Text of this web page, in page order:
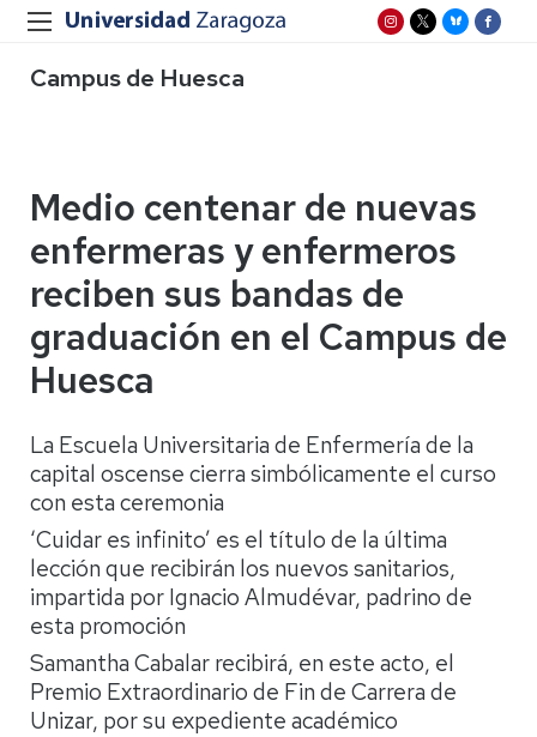
Campus de Huesca
Medio centenar de nuevas
enfermeras y enfermeros
reciben sus bandas de
graduación en el Campus de
Huesca
La Escuela Universitaria de Enfermería de la
capital oscense cierra simbólicamente el curso
con esta ceremonia
‘Cuidar es infinito’ es el título de la última
lección que recibirán los nuevos sanitarios,
impartida por Ignacio Almudévar, padrino de
esta promoción
Samantha Cabalar recibirá, en este acto, el
Premio Extraordinario de Fin de Carrera de
Unizar, por su expediente académico